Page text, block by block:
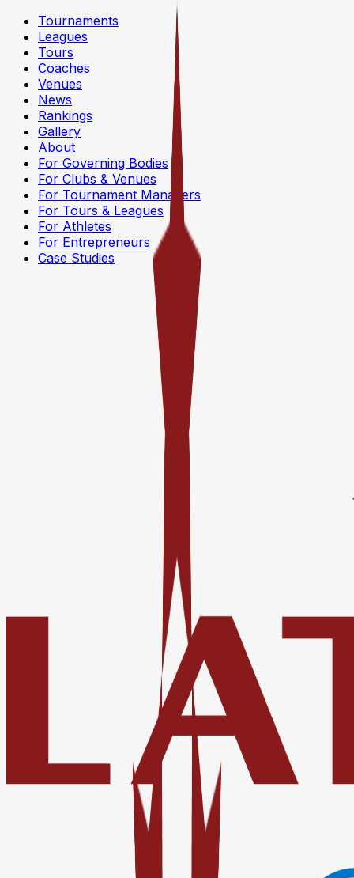
Tournaments
Leagues
Tours
Coaches
Venues
News
Rankings
Gallery
About
For Governing Bodies
For Clubs & Venues
For Tournament Managers
For Tours & Leagues
For Athletes
For Entrepreneurs
Case Studies